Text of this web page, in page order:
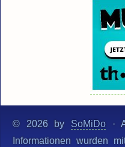
© 2026 by SoMiDo·
Informationen wurden